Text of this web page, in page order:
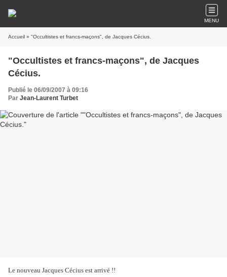
MENU
Accueil » "Occultistes et francs-maçons", de Jacques Cécius.
"Occultistes et francs-maçons", de Jacques
Cécius.
Publié le 06/09/2007 à 09:16
Par Jean-Laurent Turbet
Le nouveau Jacques Cécius est arrivé !!